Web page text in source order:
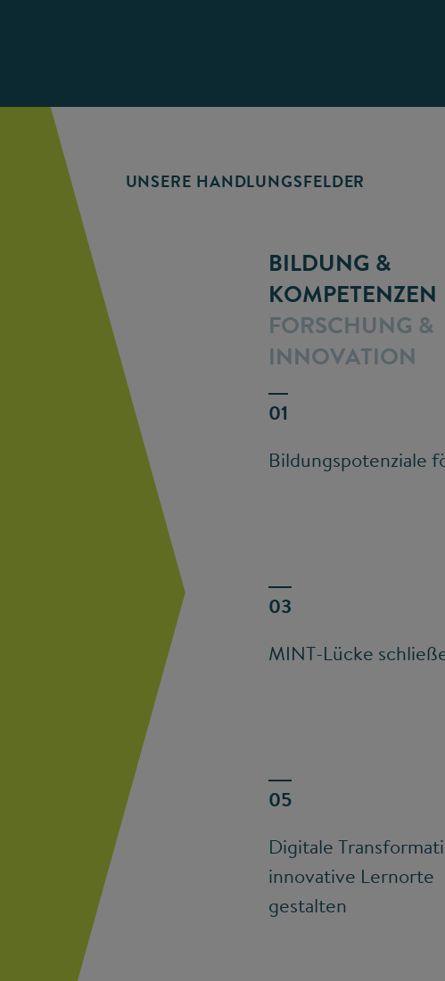
UNSERE HANDLUNGSFELDER
BILDUNG &
KOMPETENZEN
Bildungspotenziale
MINT-Lücke
Digitale
innovative Lernorte
gestalten
FORSCHUNG &
INNOVATION